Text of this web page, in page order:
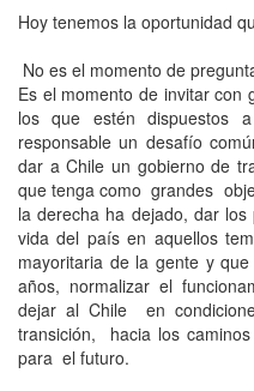
Hoy tenemos la oportunidad
No es el momento de
Es el momento de invitar con
los que estén dispuestos
responsable un desafío
dar a Chile un gobierno de
que tenga como grandes
la derecha ha dejado, dar
vida del país en aquellos
mayoritaria de la gente y
años, normalizar el
dejar al Chile en
transición, hacia los
para el futuro.